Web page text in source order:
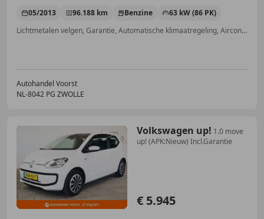
05/2013 96.188 km Benzine
63 kW (86 PK)
Lichtmetalen velgen, Garantie, Automatische klimaatregeling, Airconditioning, Nieuwe APK, Alarm, Airbag bestuurder, Getinte ramen
Autohandel Voorst
NL-8042 PG ZWOLLE
Volkswagen up! 1.0 move
up! (APK:Nieuw) Incl.Garantie
€ 5.945